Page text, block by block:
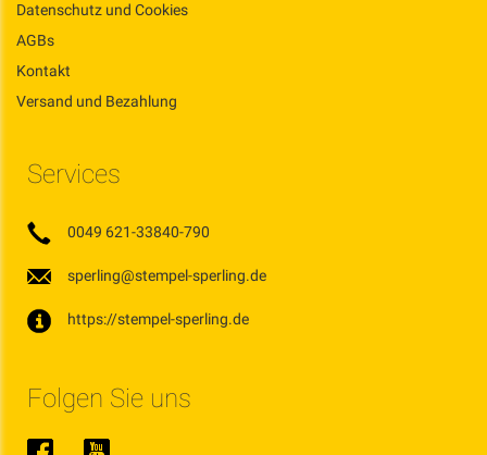
Datenschutz und Cookies
AGBs
Kontakt
Versand und Bezahlung
Services
0049 621-33840-790
sperling@stempel-sperling.de
https://stempel-sperling.de
Folgen Sie uns